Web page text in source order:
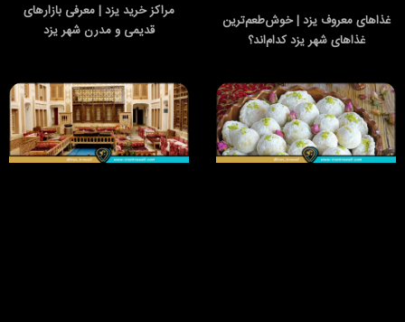
غذاهای معروف یزد | خوش‌طعم‌ترین
غذاهای شهر یزد کدام‌اند؟
مراکز خرید یزد | معرفی بازارهای
قدیمی و مدرن شهر یزد